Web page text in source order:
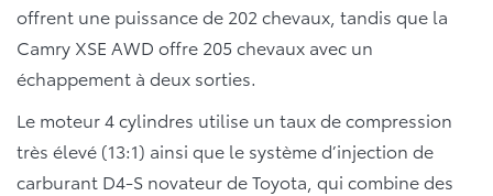
offrent une puissance de 202 chevaux, tandis que la
Camry XSE AWD offre 205 chevaux avec un
échappement à deux sorties.
Le moteur 4 cylindres utilise un taux de compression
très élevé (13:1) ainsi que le système d’injection de
carburant D4-S novateur de Toyota, qui combine des